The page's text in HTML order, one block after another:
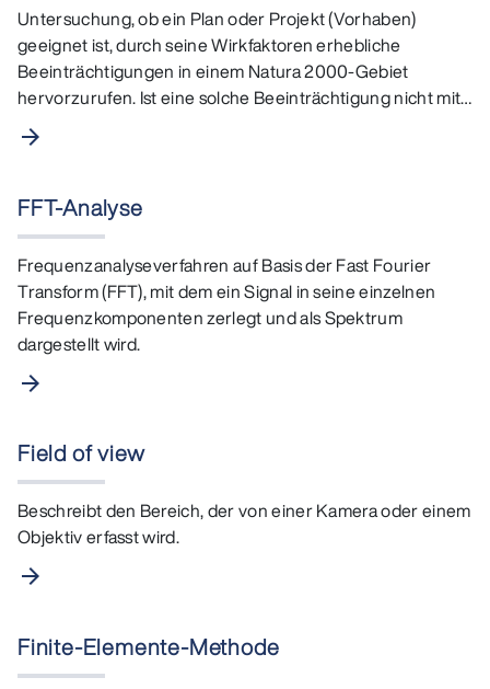
Untersuchung, ob ein Plan oder Projekt (Vorhaben)
geeignet ist, durch seine Wirkfaktoren erhebliche
Beeinträchtigungen in einem Natura 2000-Gebiet
hervorzurufen. Ist eine solche Beeinträchtigung nicht mit…
arrow_forward
FFT-Analyse
Frequenzanalyseverfahren auf Basis der Fast Fourier
Transform (FFT), mit dem ein Signal in seine einzelnen
Frequenzkomponenten zerlegt und als Spektrum
dargestellt wird.
arrow_forward
Field of view
Beschreibt den Bereich, der von einer Kamera oder einem
Objektiv erfasst wird.
arrow_forward
Finite-Elemente-Methode